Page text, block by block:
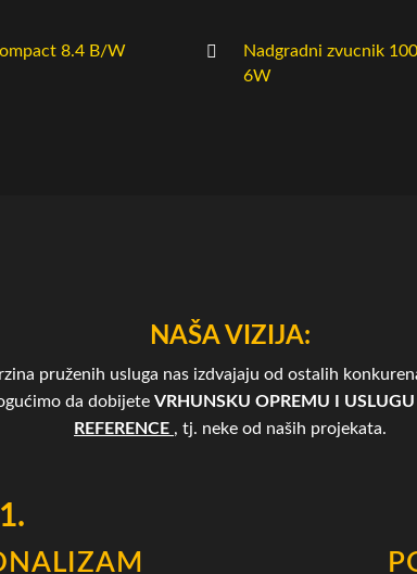
8.4 B/W
Nadgradni zvucnik
6W
NAŠA VIZIJA:
pruženih usluga nas izdvajaju od ostalih
da dobijete VRHUNSKU OPREMU I USLUGU
REFERENCE , tj. neke od naših projekata.